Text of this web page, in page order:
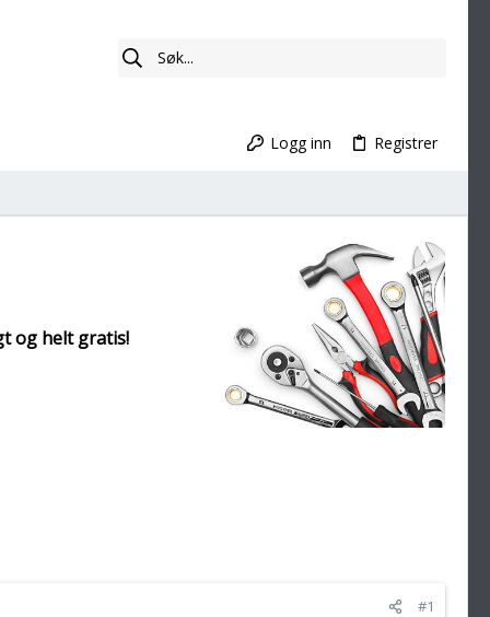
Logg inn Registrer
og helt gratis!
#1